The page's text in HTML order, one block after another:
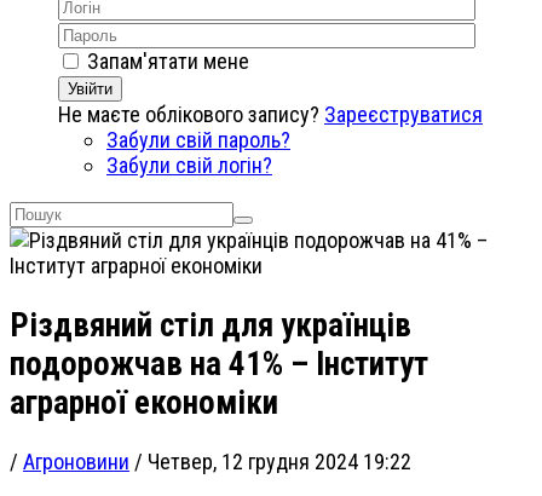
Запам'ятати мене
Увійти
Не маєте облікового запису? Зареєструватися
Забули свій пароль?
Забули свій логін?
Різдвяний стіл для українців
подорожчав на 41% – Інститут
аграрної економіки
/ Агроновини / Четвер, 12 грудня 2024 19:22